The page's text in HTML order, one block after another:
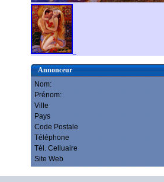
Annonceur
Nom:
Prénom:
Ville
Pays
Code Postale
Téléphone
Tél. Celluaire
Site Web